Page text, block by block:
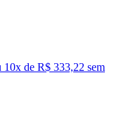
10x de R$ 333,22 sem